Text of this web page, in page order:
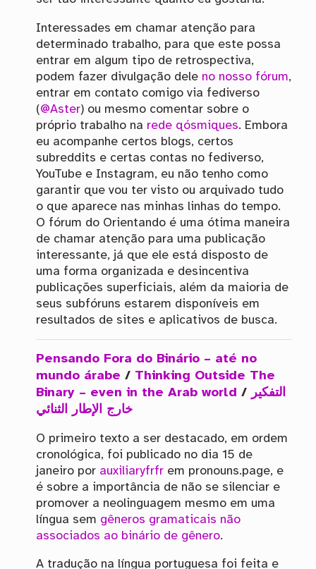
Interessades em chamar atenção para
determinado trabalho, para que este possa
entrar em algum tipo de retrospectiva,
podem fazer divulgação dele no nosso fórum,
entrar em contato comigo via fediverso
(@Aster) ou mesmo comentar sobre o
próprio trabalho na rede qósmiques. Embora
eu acompanhe certos blogs, certos
subreddits e certas contas no fediverso,
YouTube e Instagram, eu não tenho como
garantir que vou ter visto ou arquivado tudo
o que aparece nas minhas linhas do tempo.
O fórum do Orientando é uma ótima maneira
de chamar atenção para uma publicação
interessante, já que ele está disposto de
uma forma organizada e desincentiva
publicações superficiais, além da maioria de
seus subfóruns estarem disponíveis em
resultados de sites e aplicativos de busca.
Pensando Fora do Binário – até no
mundo árabe / Thinking Outside The
Binary – even in the Arab world / التفكير
خارج الإطار الثنائي
O primeiro texto a ser destacado, em ordem
cronológica, foi publicado no dia 15 de
janeiro por auxiliaryfrfrem pronouns.page, e
é sobre a importância de não se silenciar e
promover a neolinguagem mesmo em uma
língua sem gêneros gramaticais não
associados ao binário de gênero.
A tradução na língua portuguesa foi feita e